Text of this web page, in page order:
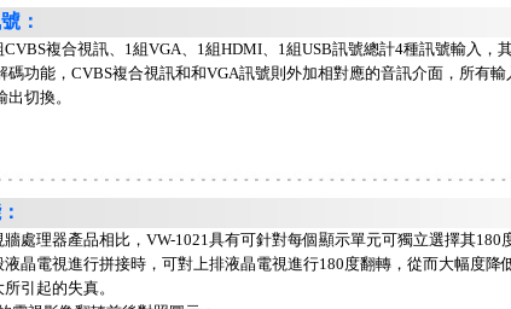
：
複合視訊、1組VGA、1組HDMI、1組USB訊號總計4種訊號輸入，
碼功能，CVBS複合視訊和和VGA訊號則外加相對應的音訊介面，所有輸
切換。
處理器產品相比，VW-1021具有可針對每個顯示單元可獨立選擇其180
液晶電視進行拼接時，可對上排液晶電視進行180度翻轉，從而大幅度降
引起的失真。